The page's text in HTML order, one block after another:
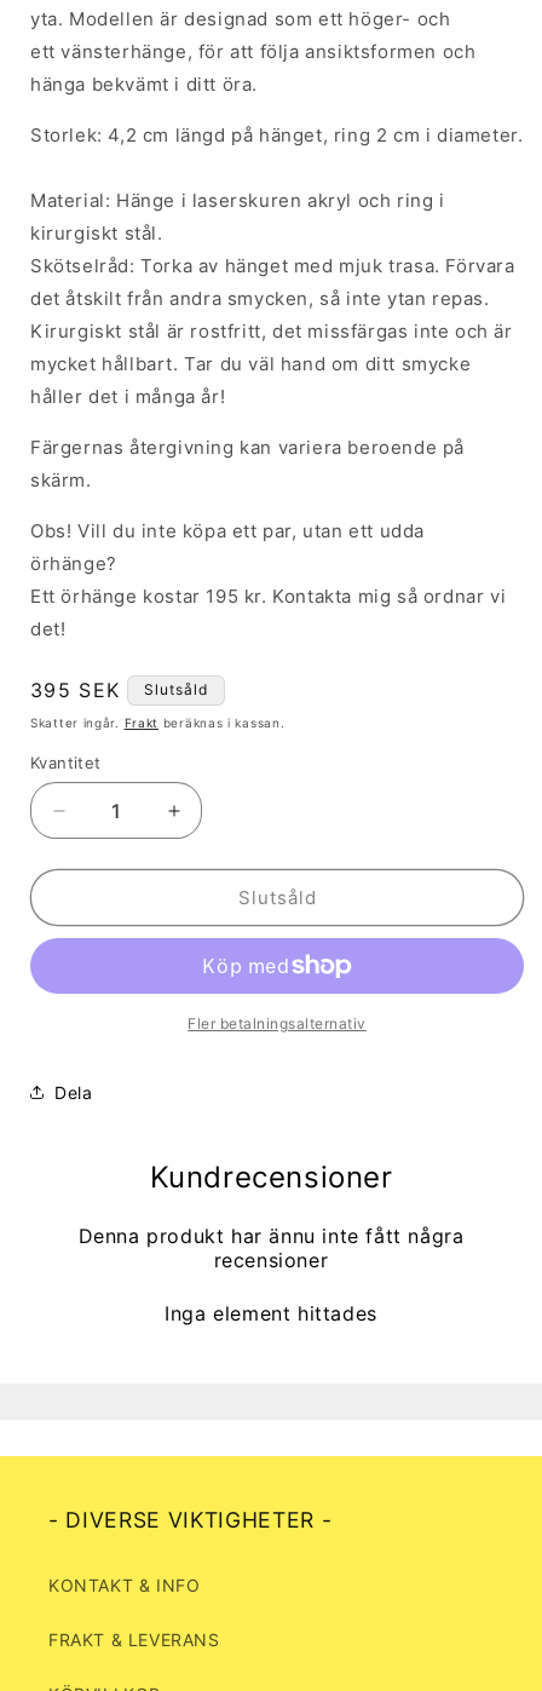
yta. Modellen är designad som ett höger- och
ettvänsterhänge, för att följa ansiktsformen och
hänga bekvämt i ditt öra.
Storlek: 4,2 cm längd på hänget, ring 2 cm i diameter.
Material: Hänge i laserskuren akryl och ring i
kirurgiskt stål.
Skötselråd: Torka av hänget med mjuk trasa. Förvara
det åtskilt från andra smycken, så inte ytan repas.
Kirurgiskt stål är rostfritt, det missfärgas inte och är
mycket hållbart. Tar du väl hand om ditt smycke
håller det i många år!
Färgernas återgivning kan variera beroende på
skärm.
Obs! Vill du inte köpa ett par, utan ett udda
örhänge?
Ett örhänge kostar 1 95 kr. Kontakta mig så ordnar vi
det!
Ordinarie
pris
395 SEK Slutsåld
Skatter ingår. Frakt beräknas i kassan.
Kvantitet
Kvantitet
Minska
kvantitet
för
IN
COLD
Öka
kvantitet
för
ÖRHÄNGEN
IN
CLOUDS
COLD
PINK
Slutsåld
Fler betalningsalternativ
Dela
Kundrecensioner
Denna produkt har ännu inte fått några
recensioner
Inga element hittades
- DIVERSE VIKTIGHETER -
KONTAKT & INFO
FRAKT & LEVERANS